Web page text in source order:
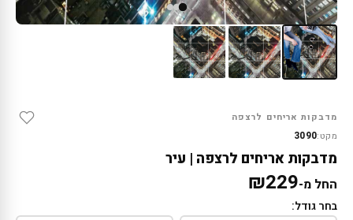
מדבקות אריחים לרצפה
מקט:3090
מדבקות אריחים לרצפה | עיר
החל מ- ₪229
בחר גודל: